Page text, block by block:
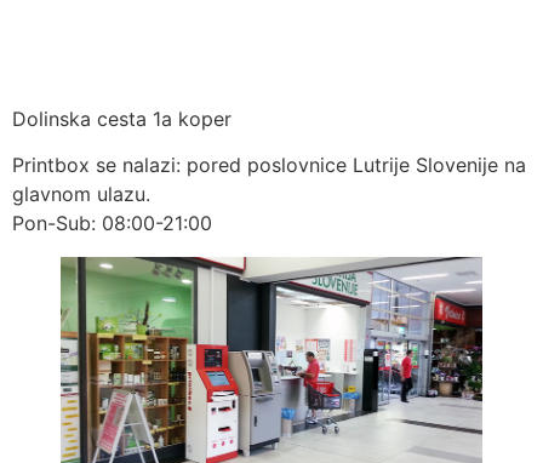
Dolinska cesta 1a koper
Printbox se nalazi: pored poslovnice Lutrije Slovenije na
glavnom ulazu.
Pon-Sub: 08:00-21:00